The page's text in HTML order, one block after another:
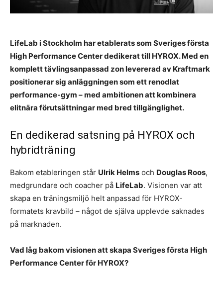
LifeLab i Stockholm har etablerats som Sveriges första
High Performance Center dedikerat till HYROX. Med en
komplett tävlingsanpassad zon levererad av Kraftmark
positionerar sig anläggningen som ett renodlat
performance-gym – med ambitionen att kombinera
elitnära förutsättningar med bred tillgänglighet.
En dedikerad satsning på HYROX och
hybridträning
Bakom etableringen står Ulrik Helms och Douglas Roos,
medgrundare och coacher på LifeLab. Visionen var att
skapa en träningsmiljö helt anpassad för HYROX-
formatets kravbild – något de själva upplevde saknades
på marknaden.
Vad låg bakom visionen att skapa Sveriges första High
Performance Center för HYROX?